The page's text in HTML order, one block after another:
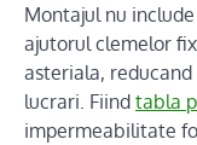
Montajul nu
ajutorul clemelor
asteriala,
lucrari. Fiind tabla
impermeabilitate